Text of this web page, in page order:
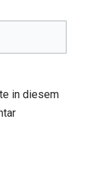
in diesem